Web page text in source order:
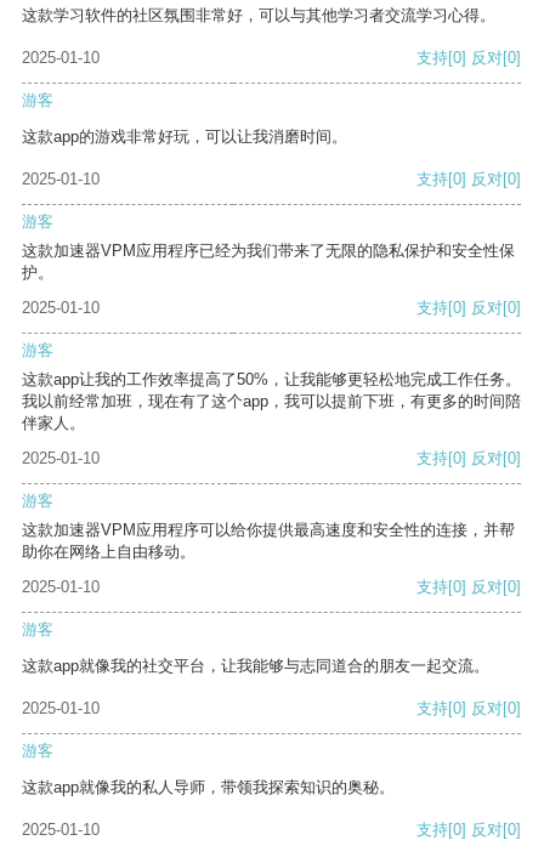
这款学习软件的社区氛围非常好，可以与其他学习者交流学习心得。
2025-01-10 支持[0] 反对[0]
游客
这款app的游戏非常好玩，可以让我消磨时间。
2025-01-10 支持[0] 反对[0]
游客
这款加速器VPM应用程序已经为我们带来了无限的隐私保护和安全性保
护。
2025-01-10
支持[0] 反对[0]
游客
这款app让我的工作效率提高了50%，让我能够更轻松地完成工作任务。
我以前经常加班，现在有了这个app，我可以提前下班，有更多的时间陪
伴家人。
2025-01-10
支持[0] 反对[0]
游客
这款加速器VPM应用程序可以给你提供最高速度和安全性的连接，并帮
助你在网络上自由移动。
2025-01-10
支持[0] 反对[0]
游客
这款app就像我的社交平台，让我能够与志同道合的朋友一起交流。
2025-01-10 支持[0] 反对[0]
游客
这款app就像我的私人导师，带领我探索知识的奥秘。
2025-01-10 支持[0] 反对[0]